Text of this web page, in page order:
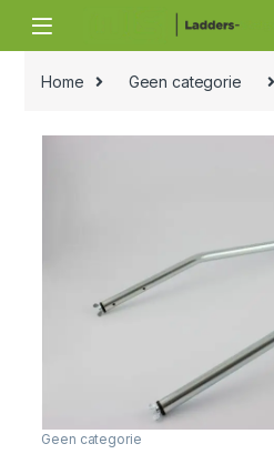
Home Geen categorie
Geen categorie